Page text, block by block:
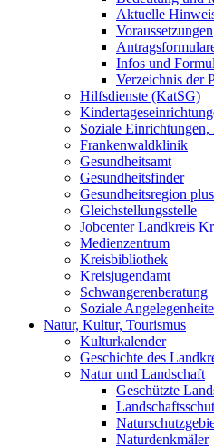
Aktuelle
Voraussetzungen
Infos und
Verzeichnis der
Hilfsdienste (KatSG)
Soziale
Frankenwaldklinik
Gesundheitsamt
Gesundheitsfinder
Gesundheitsregion plus
Gleichstellungsstelle
Jobcenter Landkreis
Medienzentrum
Kreisbibliothek
Kreisjugendamt
Schwangerenberatung
Soziale
Natur, Kultur, Tourismus
Kulturkalender
Geschichte des
Natur und Landschaft
Geschützte
Naturdenkmäler